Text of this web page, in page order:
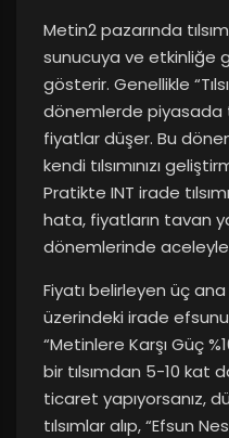
Metin2 pazarında
sunucuya ve etkinliğe
gösterir. Genellikle
dönemlerde piyasada
fiyatlar düşer. Bu
kendi tılsımınızı
Pratikte INT irade
hata, fiyatların tavan
dönemlerinde aceleyle
Fiyatı belirleyen üç ana
üzerindeki irade efsunu
“Metinlere Karşı Güç
bir tılsımdan 5-10 kat
ticaret yapıyorsanız,
tılsımlar alıp, “Efsun